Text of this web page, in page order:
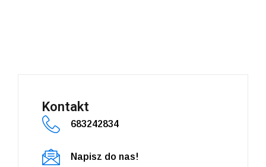
Kontakt
683242834
Napisz do nas!